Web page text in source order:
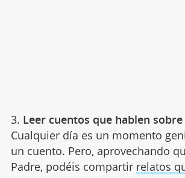
3. Leer cuentos que hablen
Cualquier día es un momento
un cuento. Pero, aprovechando
Padre, podéis compartir relatos